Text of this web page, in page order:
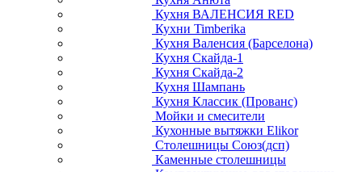
Кухня ВАЛЕНСИЯ RED
Кухни Timberika
Кухня Валенсия (Барселона)
Кухня Скайда-1
Кухня Скайда-2
Кухня Шампань
Кухня Классик (Прованс)
Мойки и смесители
Кухонные вытяжки Elikor
Столешницы Союз(дсп)
Каменные столешницы